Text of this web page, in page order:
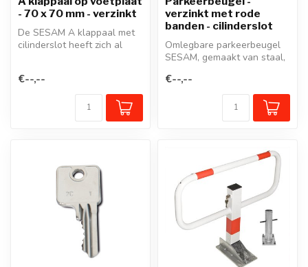
- 70 x 70 mm - verzinkt
De SESAM A klappaal met
cilinderslot heeft zich al
€--,--
verzinkt met rode
banden - cilinderslot
Omlegbare parkeerbeugel
SESAM, gemaakt van staal,
cilinders...
€--,--